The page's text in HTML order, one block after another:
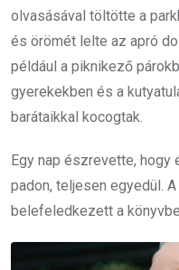
olvasásával töltötte a
és örömét lelte az apró
például a piknikező
gyerekekben és a
barátaikkal kocogtak.
Egy nap észrevette,
padon, teljesen egyedül.
belefeledkezett a